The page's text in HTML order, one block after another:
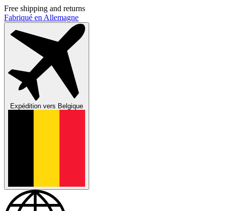
Free shipping and returns
Fabriqué en Allemagne
Expédition vers Belgique